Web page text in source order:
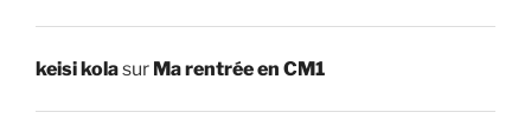
keisi kolasur Ma rentrée en CM1